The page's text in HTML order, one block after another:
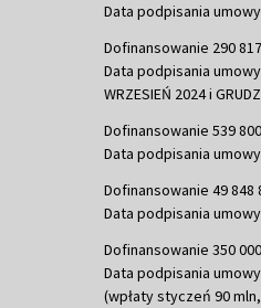
Data podpisania
Dofinansowanie 290
Data podpisania
WRZESIEŃ 2024 i
Dofinansowanie 539
Data podpisania
Dofinansowanie 49 848
Data podpisania
Dofinansowanie 350
Data podpisania
(wpłaty styczeń 90